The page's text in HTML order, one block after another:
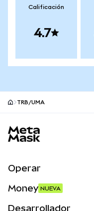
Calificación
4.7
TRB/UMA
Operar
Money NUEVA
Desarrollador